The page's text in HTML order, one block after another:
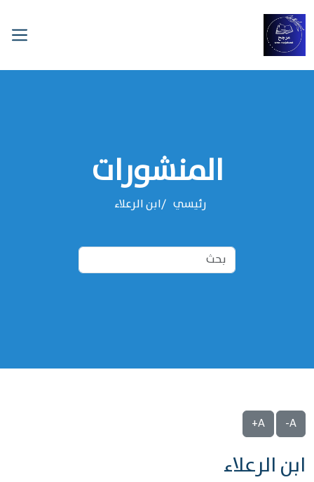
المنشورات
رئيسي ‌‌ابن الرعلاء
A-
A+
‌‌ابن الرعلاء